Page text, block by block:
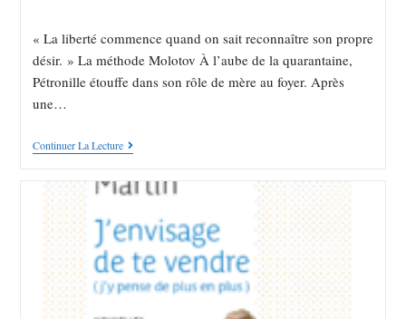
« La liberté commence quand on sait reconnaître son propre
désir. » La méthode Molotov À l’aube de la quarantaine,
Pétronille étouffe dans son rôle de mère au foyer. Après
une…
Continuer La Lecture